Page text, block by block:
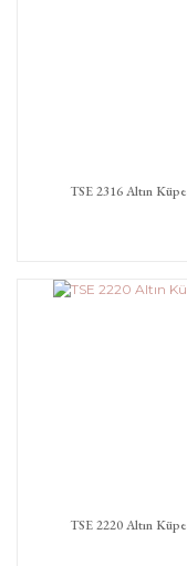
TSE 2316 Altın Küpe
TSE 2220 Altın Küpe